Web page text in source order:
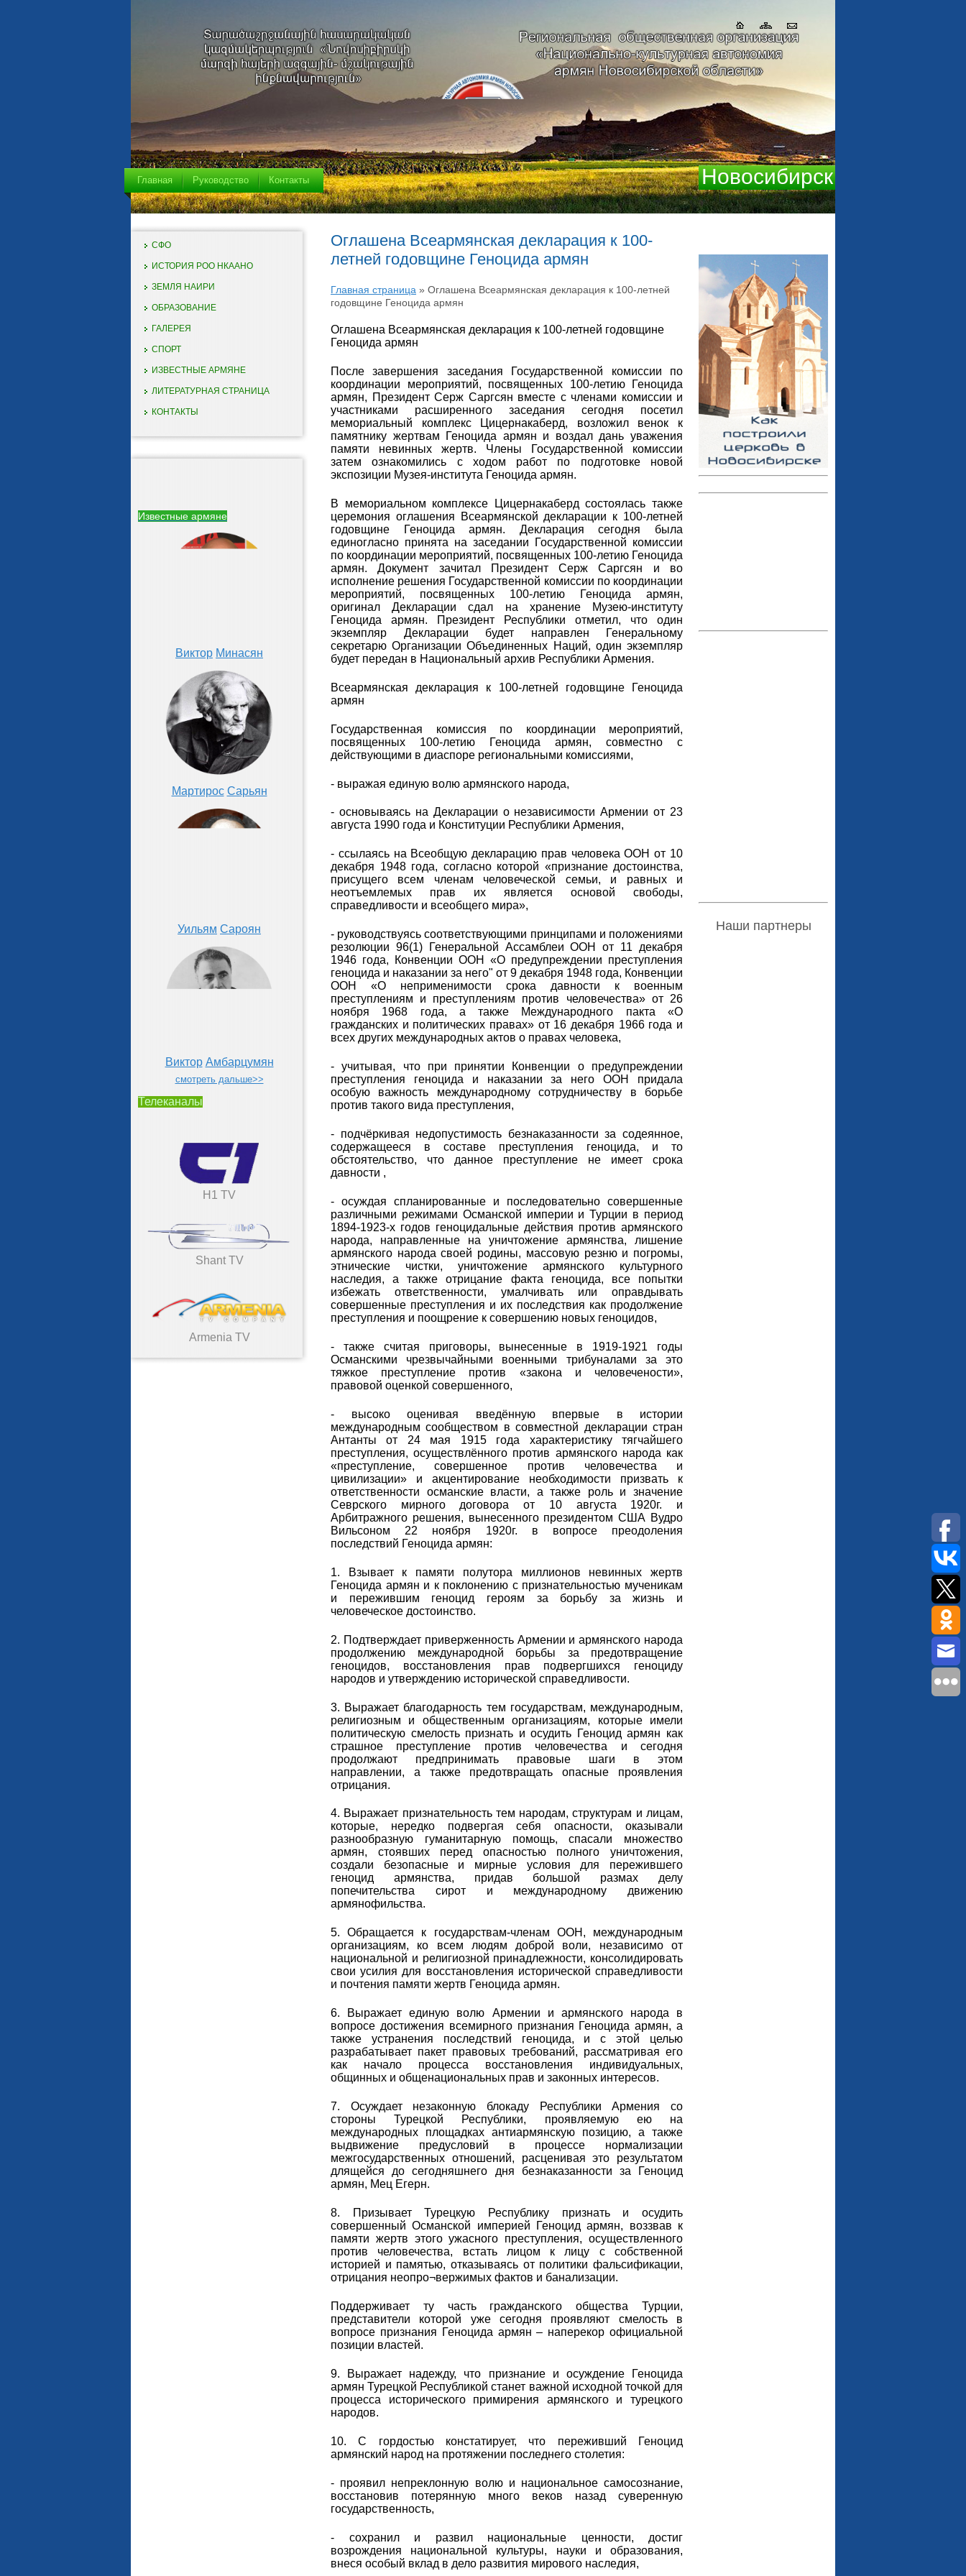
Главная Руководство Контакты Новосибирск
Оглашена Всеармянская декларация к 100-
летней годовщине Геноцида армян
Главная страница » Оглашена Всеармянская декларация к 100-летней
годовщине Геноцида армян
Оглашена Всеармянская декларация к 100-летней годовщине
Геноцида армян
После завершения заседания Государственной комиссии по
координации мероприятий, посвященных 100-летию Геноцида
армян, Президент Серж Саргсян вместе с членами комиссии и
участниками расширенного заседания сегодня посетил
мемориальный комплекс Цицернакаберд, возложил венок к
памятнику жертвам Геноцида армян и воздал дань уважения
памяти невинных жертв. Члены Государственной комиссии
затем ознакомились с ходом работ по подготовке новой
экспозиции Музея-института Геноцида армян.
В мемориальном комплексе Цицернакаберд состоялась также
церемония оглашения Всеармянской декларации к 100-летней
годовщине Геноцида армян. Декларация сегодня была
единогласно принята на заседании Государственной комиссии
по координации мероприятий, посвященных 100-летию Геноцида
армян. Документ зачитал Президент Серж Саргсян и во
исполнение решения Государственной комиссии по координации
мероприятий, посвященных 100-летию Геноцида армян,
оригинал Декларации сдал на хранение Музею-институту
Геноцида армян. Президент Республики отметил, что один
экземпляр Декларации будет направлен Генеральному
секретарю Организации Объединенных Наций, один экземпляр
будет передан в Национальный архив Республики Армения.
Всеармянская декларация к 100-летней годовщине Геноцида
армян
Государственная комиссия по координации мероприятий,
посвященных 100-летию Геноцида армян, совместно с
действующими в диаспоре региональными комиссиями,
- выражая единую волю армянского народа,
- основываясь на Декларации о независимости Армении от 23
августа 1990 года и Конституции Республики Армения,
- ссылаясь на Всеобщую декларацию прав человека ООН от 10
декабря 1948 года, согласно которой «признание достоинства,
присущего всем членам человеческой семьи, и равных и
неотъемлемых прав их является основой свободы,
справедливости и всеобщего мира»,
- руководствуясь соответствующими принципами и положениями
резолюции 96(1) Генеральной Ассамблеи ООН от 11 декабря
1946 года, Конвенции ООН «О предупреждении преступления
геноцида и наказании за него" от 9 декабря 1948 года, Конвенции
ООН «О неприменимости срока давности к военным
преступлениям и преступлениям против человечества» от 26
ноября 1968 года, а также Международного пакта «О
гражданских и политических правах» от 16 декабря 1966 года и
всех других международных актов о правах человека,
- учитывая, что при принятии Конвенции о предупреждении
преступления геноцида и наказании за него ООН придала
особую важность международному сотрудничеству в борьбе
против такого вида преступления,
- подчёркивая недопустимость безнаказанности за содеянное,
содержащееся в составе преступления геноцида, и то
обстоятельство, что данное преступление не имеет срока
давности ,
- осуждая спланированные и последовательно совершенные
различными режимами Османской империи и Турции в период
1894-1923-х годов геноцидальные действия против армянского
народа, направленные на уничтожение армянства, лишение
армянского народа своей родины, массовую резню и погромы,
этнические чистки, уничтожение армянского культурного
наследия, а также отрицание факта геноцида, все попытки
избежать ответственности, умалчивать или оправдывать
совершенные преступления и их последствия как продолжение
преступления и поощрение к совершению новых геноцидов,
- также считая приговоры, вынесенные в 1919-1921 годы
Османскими чрезвычайными военными трибуналами за это
тяжкое преступление против «закона и человечености»,
правовой оценкой совершенного,
- высоко оценивая введённую впервые в истории
международным сообществом в совместной декларации стран
Антанты от 24 мая 1915 года характеристику тягчайшего
преступления, осуществлённого против армянского народа как
«преступление, совершенное против человечества и
цивилизации» и акцентирование необходимости призвать к
ответственности османские власти, а также роль и значение
Севрского мирного договора от 10 августа 1920г. и
Арбитражного решения, вынесенного президентом США Вудро
Вильсоном 22 ноября 1920г. в вопросе преодоления
последствий Геноцида армян:
1. Взывает к памяти полутора миллионов невинных жертв
Геноцида армян и к поклонению с признательностью мученикам
и пережившим геноцид героям за борьбу за жизнь и
человеческое достоинство.
2. Подтверждает приверженность Армении и армянского народа
продолжению международной борьбы за предотвращение
геноцидов, восстановления прав подвергшихся геноциду
народов и утверждению исторической справедливости.
3. Выражает благодарность тем государствам, международным,
религиозным и общественным организациям, которые имели
политическую смелость признать и осудить Геноцид армян как
страшное преступление против человечества и сегодня
продолжают предпринимать правовые шаги в этом
направлении, а также предотвращать опасные проявления
отрицания.
4. Выражает признательность тем народам, структурам и лицам,
которые, нередко подвергая себя опасности, оказывали
разнообразную гуманитарную помощь, спасали множество
армян, стоявших перед опасностью полного уничтожения,
создали безопасные и мирные условия для пережившего
геноцид армянства, придав большой размах делу
попечительства сирот и международному движению
армянофильства.
5. Обращается к государствам-членам ООН, международным
организациям, ко всем людям доброй воли, независимо от
национальной и религиозной принадлежности, консолидировать
свои усилия для восстановления исторической справедливости
и почтения памяти жертв Геноцида армян.
6. Выражает единую волю Армении и армянского народа в
вопросе достижения всемирного признания Геноцида армян, а
также устранения последствий геноцида, и с этой целью
разрабатывает пакет правовых требований, рассматривая его
как начало процесса восстановления индивидуальных,
общинных и общенациональных прав и законных интересов.
7. Осуждает незаконную блокаду Республики Армения со
стороны Турецкой Республики, проявляемую ею на
международных площадках антиармянскую позицию, а также
выдвижение предусловий в процессе нормализации
межгосударственных отношений, расценивая это результатом
длящейся до сегодняшнего дня безнаказанности за Геноцид
армян, Мец Егерн.
8. Призывает Турецкую Республику признать и осудить
совершенный Османской империей Геноцид армян, воззвав к
памяти жертв этого ужасного преступления, осуществленного
против человечества, встать лицом к лицу с собственной
историей и памятью, отказываясь от политики фальсификации,
отрицания неопро¬вержимых фактов и банализации.
Поддерживает ту часть гражданского общества Турции,
представители которой уже сегодня проявляют смелость в
вопросе признания Геноцида армян – наперекор официальной
позиции властей.
9. Выражает надежду, что признание и осуждение Геноцида
армян Турецкой Республикой станет важной исходной точкой для
процесса исторического примирения армянского и турецкого
народов.
10. С гордостью констатирует, что переживший Геноцид
армянский народ на протяжении последнего столетия:
- проявил непреклонную волю и национальное самосознание,
восстановив потерянную много веков назад суверенную
государственность,
- сохранил и развил национальные ценности, достиг
возрождения национальной культуры, науки и образования,
внеся особый вклад в дело развития мирового наследия,
СФО
ИСТОРИЯ РОО НКААНО
ЗЕМЛЯ НАИРИ
ОБРАЗОВАНИЕ
ГАЛЕРЕЯ
СПОРТ
ИЗВЕСТНЫЕ АРМЯНЕ
ЛИТЕРАТУРНАЯ СТРАНИЦА
КОНТАКТЫ
Известные армяне
Виктор Минасян
Мартирос Сарьян
Уильям Сароян
Виктор Амбарцумян
смотреть дальше>>
Телеканалы
H1 TV
Shant TV
Armenia TV
Наши партнеры